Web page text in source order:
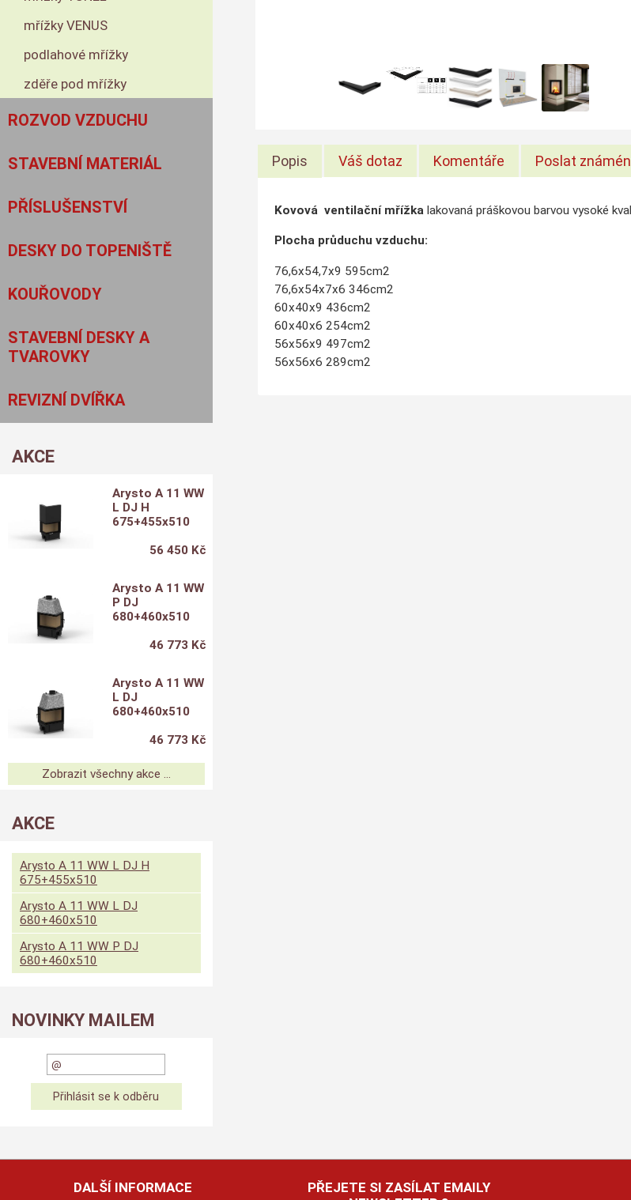
Popis Váš dotaz Komentáře Poslat
Kovová ventilační mřížka lakovaná práškovou barvou vysoké
Plocha průduchu vzduchu:
76,6x54,7x9 595cm2
76,6x54x7x6 346cm2
60x40x9 436cm2
60x40x6 254cm2
56x56x9 497cm2
56x56x6 289cm2
mřížky VENUS
podlahové mřížky
zděře pod mřížky
ROZVOD VZDUCHU
STAVEBNÍ MATERIÁL
PŘÍSLUŠENSTVÍ
DESKY DO TOPENIŠTĚ
KOUŘOVODY
STAVEBNÍ DESKY A
TVAROVKY
REVIZNÍ DVÍŘKA
AKCE
Arysto A 11 WW
L DJ H
675+455x510
56 450 Kč
Arysto A 11 WW
P DJ
680+460x510
46 773 Kč
Arysto A 11 WW
L DJ
680+460x510
46 773 Kč
Zobrazit všechny akce ...
AKCE
Arysto A 11 WW L DJ H
675+455x510
Arysto A 11 WW L DJ
680+460x510
Arysto A 11 WW P DJ
680+460x510
NOVINKY MAILEM
DALŠÍ INFORMACE
PŘEJETE SI ZASÍLAT EMAILY